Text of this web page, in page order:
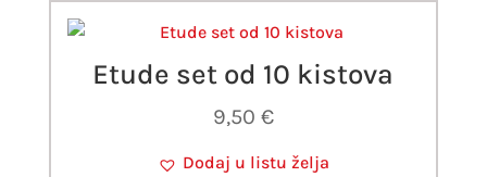
Etude set od 10 kistova
9,50 €
Dodaj u listu želja